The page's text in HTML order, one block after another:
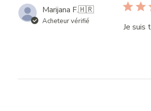
Marijana F.🇭🇷
Acheteur vérifié
Je suis